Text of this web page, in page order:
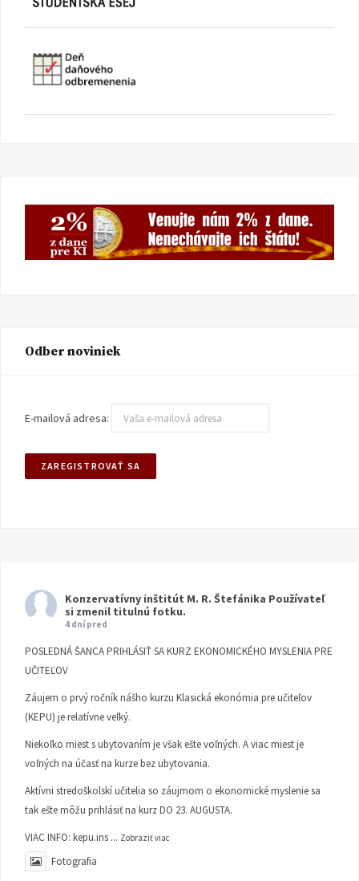
Odber noviniek
E-mailová adresa:
Konzervatívny inštitút M. R. Štefánika Používateľ
si zmenil titulnú fotku.
4 dní pred
POSLEDNÁ ŠANCA PRIHLÁSIŤ SA KURZ EKONOMICKÉHO MYSLENIA PRE
UČITEĽOV
Záujem o prvý ročník nášho kurzu Klasická ekonómia pre učiteľov
(KEPU) je relatívne veľký.
Niekoľko miest s ubytovaním je však ešte voľných. A viac miest je
voľných na účasť na kurze bez ubytovania.
Aktívni stredoškolskí učitelia so záujmom o ekonomické myslenie sa
tak ešte môžu prihlásiť na kurz DO 23. AUGUSTA.
VIAC INFO: kepu.ins ... Zobraziť viac
Fotografia